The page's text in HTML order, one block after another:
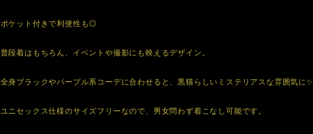
ポケット付きで利便性も◎
普段着はもちろん、イベントや撮影にも映えるデザイン。
全身ブラックやパープル系コーデに合わせると、黒猫らしいミステリアスな雰囲気に✨
ユニセックス仕様のサイズフリーなので、男女問わず着こなし可能です。